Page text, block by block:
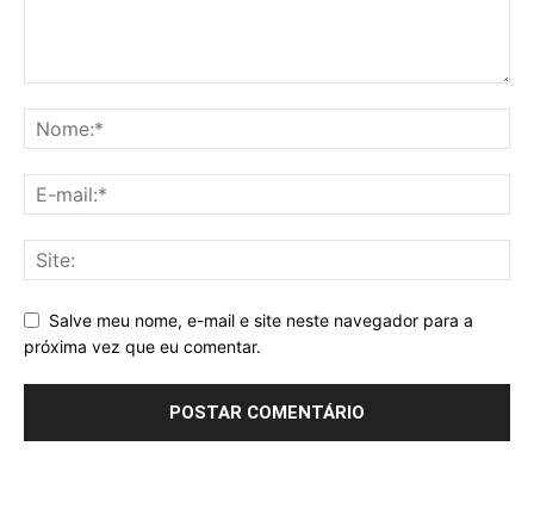
Salve meu nome, e-mail e site neste navegador para a
próxima vez que eu comentar.